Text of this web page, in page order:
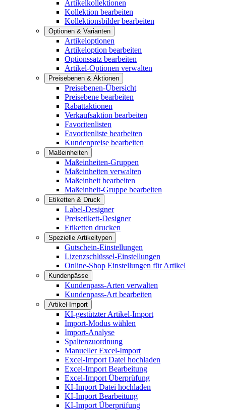
Artikelkollektionen
Kollektion bearbeiten
Kollektionsbilder bearbeiten
Optionen & Varianten
Artikeloptionen
Artikeloption bearbeiten
Optionssatz bearbeiten
Artikel-Optionen verwalten
Preisebenen & Aktionen
Preisebenen-Übersicht
Preisebene bearbeiten
Rabattaktionen
Verkaufsaktion bearbeiten
Favoritenlisten
Favoritenliste bearbeiten
Kundenpreise bearbeiten
Maßeinheiten
Maßeinheiten-Gruppen
Maßeinheiten verwalten
Maßeinheit bearbeiten
Maßeinheit-Gruppe bearbeiten
Etiketten & Druck
Label-Designer
Preisetikett-Designer
Etiketten drucken
Spezielle Artikeltypen
Gutschein-Einstellungen
Lizenzschlüssel-Einstellungen
Online-Shop Einstellungen für Artikel
Kundenpässe
Kundenpass-Arten verwalten
Kundenpass-Art bearbeiten
Artikel-Import
KI-gestützter Artikel-Import
Import-Modus wählen
Import-Analyse
Spaltenzuordnung
Manueller Excel-Import
Excel-Import Datei hochladen
Excel-Import Bearbeitung
Excel-Import Überprüfung
KI-Import Datei hochladen
KI-Import Bearbeitung
KI-Import Überprüfung